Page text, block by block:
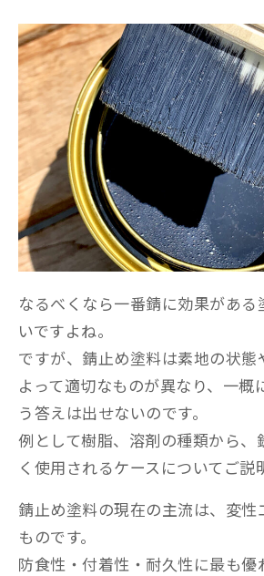
なるべくなら一番錆に効果がある
いですよね。
ですが、錆止め塗料は素地の状態
よって適切なものが異なり、一概
う答えは出せないのです。
例として樹脂、溶剤の種類から、
く使用されるケースについてご説
錆止め塗料の現在の主流は、変性
ものです。
防食性・付着性・耐久性に最も優